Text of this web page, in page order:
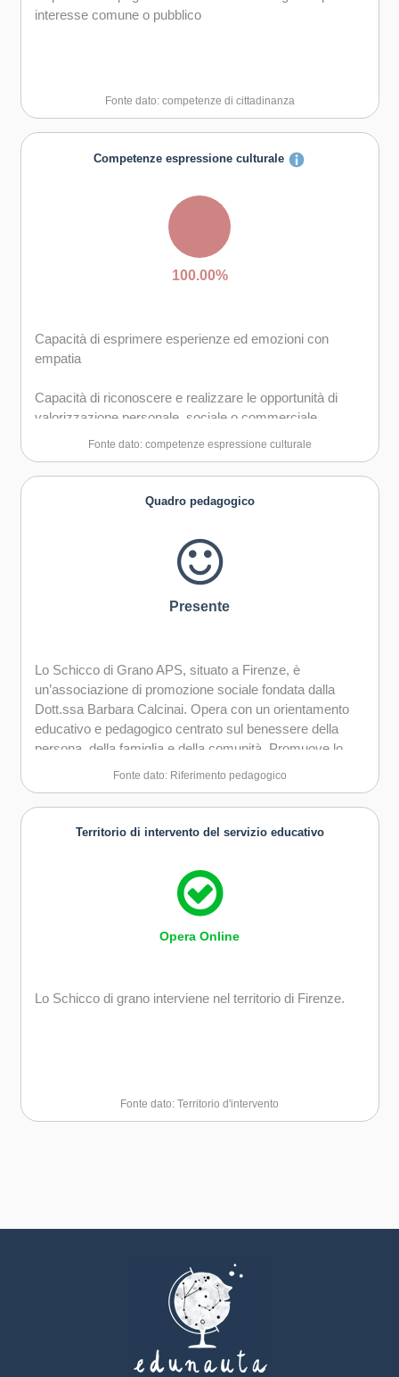
Capacità di possedere spirito di iniziativa e
autoconsapevolezza
Capacità di coraggio e perseveranza nel raggiungimento
degli obiettivi
Capacità di motivare gli altri e valorizzare le loro idee, di
Capacità di accettare la responsabilità
interesse comune o pubblico
Fonte dato: competenze di cittadinanza
Competenze espressione culturale
100.00%
Capacità di esprimere esperienze ed emozioni con
empatia
Capacità di riconoscere e realizzare le opportunità di
valorizzazione personale, sociale o commerciale
mediante le arti e le altre forme culturali
Capacità di impegnarsi in processi creativi sia
individualmente che collettivamente
Curiosità nei confronti del mondo, apertura per
immaginare nuove possibilità
Fonte dato: competenze espressione culturale
Quadro pedagogico
Presente
Lo Schicco di Grano APS, situato a Firenze, è
un’associazione di promozione sociale fondata dalla
Dott.ssa Barbara Calcinai. Opera con un orientamento
educativo e pedagogico centrato sul benessere della
persona, della famiglia e della comunità. Promuove lo
sviluppo cognitivo, emotivo e sociale attraverso attività
psicologiche, mediazione familiare, laboratori e percorsi
ludico-ricreativi. Il progetto pedagogico valorizza l’unicità
collaborazione con le famiglie e la costruzione di relazioni
basate sul rispetto, la solidarietà e l’empatia. Lo Schicco
relazionale, economico o sociale, integrando metodi
Fonte dato: Riferimento pedagogico
Territorio di intervento del servizio educativo
Opera Online
Lo Schicco di grano interviene nel territorio di Firenze.
Fonte dato: Territorio d'intervento